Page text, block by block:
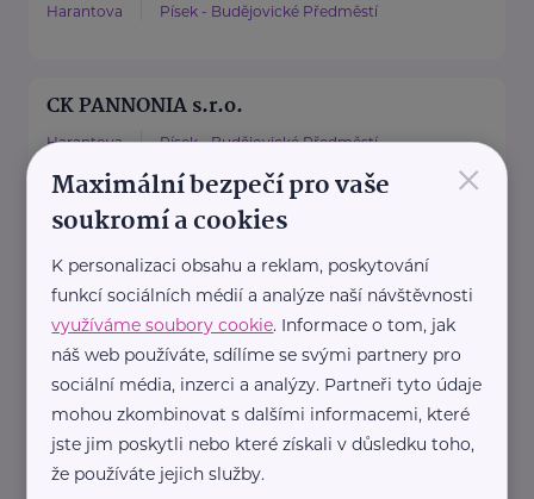
Harantova Písek - Budějovické Předměstí
CK PANNONIA s.r.o.
Harantova Písek - Budějovické Předměstí
CZ EuroTour s.r.o.
Dolejší Mirovice
HARTMANN – RICO a.s.
Masarykovo nám. 77 Veverská Bítýška
×
Maximální bezpečí pro vaše
soukromí a cookies
K personalizaci obsahu a reklam, poskytování
funkcí sociálních médií a analýze naší návštěvnosti
využíváme soubory cookie. Informace o tom, jak
náš web používáte, sdílíme se svými partnery pro
sociální média, inzerci a analýzy. Partneři tyto údaje
mohou zkombinovat s dalšími informacemi, které
jste jim poskytli nebo které získali v důsledku toho,
že používáte jejich služby.